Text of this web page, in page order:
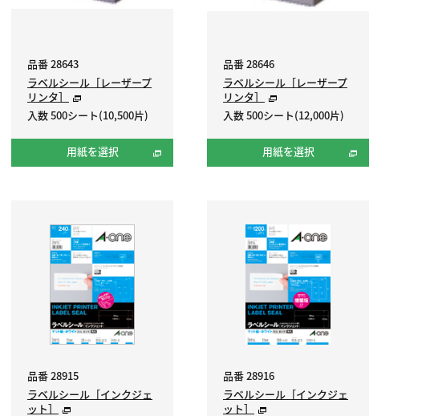
品番 28643
ラベルシール［レーザープ
リンタ］
入数 500シート(10,500片)
用紙を選択
品番 28646
ラベルシール［レーザープ
リンタ］
入数 500シート(12,000片)
用紙を選択
品番 28915
ラベルシール［インクジェ
ット］
品番 28916
ラベルシール［インクジェ
ット］